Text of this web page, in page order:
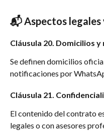
📬 Aspectos
Cláusula 20. Domicilios
Se definen domicilios
notificaciones por
Cláusula 21.
El contenido del contrato
legales o con asesores